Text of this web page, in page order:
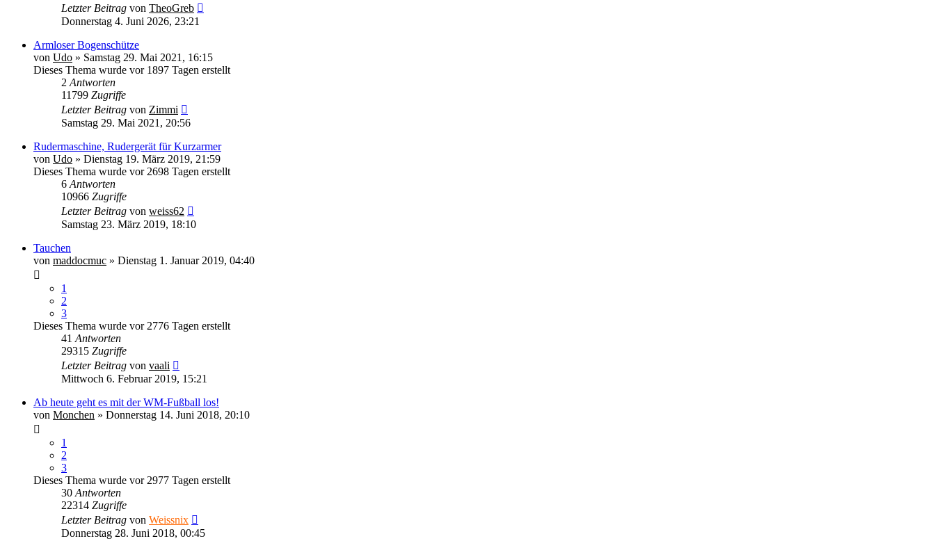
Letzter Beitrag von TheoGreb
Donnerstag 4. Juni 2026, 23:21
Armloser Bogenschütze
von Udo » Samstag 29. Mai 2021, 16:15
Dieses Thema wurde vor 1897 Tagen erstellt
2 Antworten
11799 Zugriffe
Letzter Beitrag von Zimmi
Samstag 29. Mai 2021, 20:56
Rudermaschine, Rudergerät für Kurzarmer
von Udo » Dienstag 19. März 2019, 21:59
Dieses Thema wurde vor 2698 Tagen erstellt
6 Antworten
10966 Zugriffe
Letzter Beitrag von weiss62
Samstag 23. März 2019, 18:10
Tauchen
von maddocmuc » Dienstag 1. Januar 2019, 04:40
1
2
3
Dieses Thema wurde vor 2776 Tagen erstellt
41 Antworten
29315 Zugriffe
Letzter Beitrag von vaali
Mittwoch 6. Februar 2019, 15:21
Ab heute geht es mit der WM-Fußball los!
von Monchen » Donnerstag 14. Juni 2018, 20:10
1
2
3
Dieses Thema wurde vor 2977 Tagen erstellt
30 Antworten
22314 Zugriffe
Letzter Beitrag von Weissnix
Donnerstag 28. Juni 2018, 00:45